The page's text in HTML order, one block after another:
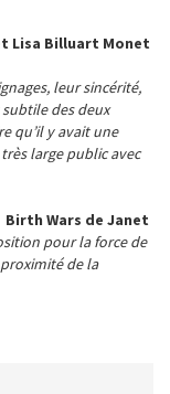
Lisa Billuart Monet
leur sincérité,
des deux
qu’il y avait une
large public avec
Birth Wars de Janet
pour la force de
de la